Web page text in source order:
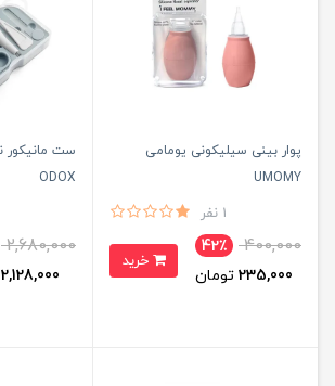
پوار بینی سیلیکونی یومامی
UMOMY
1 نفر
400,000
42٪
235,000 تومان
ODOX
2,680,000
2,128,000